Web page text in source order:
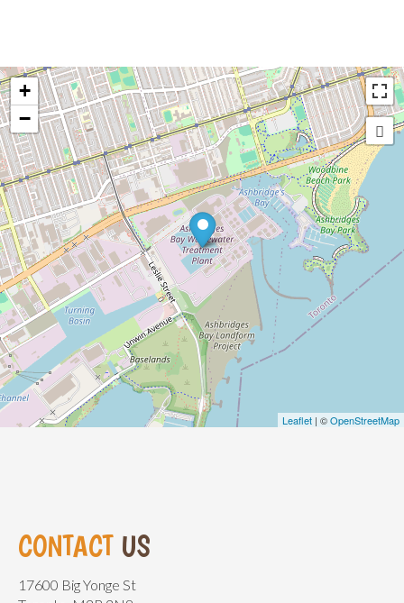
+
−
Leaflet | ©OpenStreetMap
CONTACT US
17600 Big Yonge St